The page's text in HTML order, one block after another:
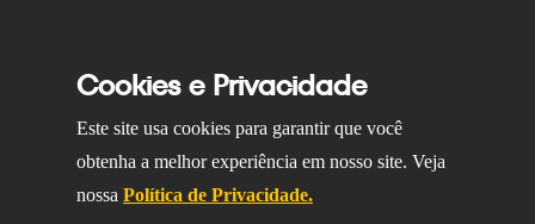
Cookies e Privacidade
Este site usa cookies para garantir que você
obtenha a melhor experiência em nosso site. Veja
nossa Política de Privacidade.